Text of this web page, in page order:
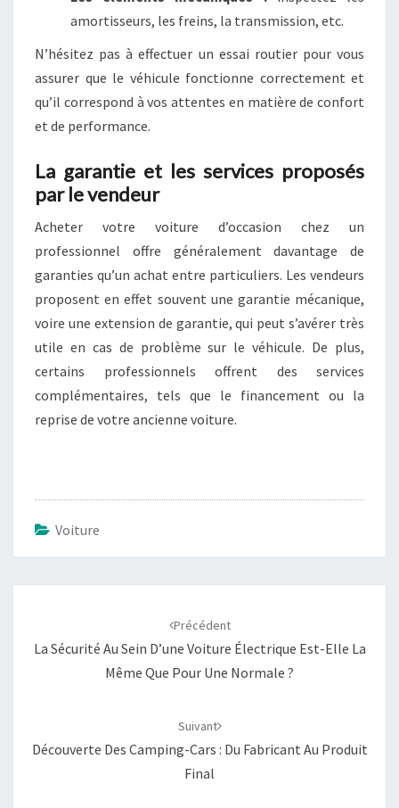
amortisseurs, les freins, la transmission, etc.
N’hésitez pas à effectuer un essai routier pour vous
assurer que le véhicule fonctionne correctement et
qu’il correspond à vos attentes en matière de confort
et de performance.
La garantie et les services proposés
par le vendeur
Acheter votre voiture d’occasion chez un
professionnel offre généralement davantage de
garanties qu’un achat entre particuliers. Les vendeurs
proposent en effet souvent une garantie mécanique,
voire une extension de garantie, qui peut s’avérer très
utile en cas de problème sur le véhicule. De plus,
certains professionnels offrent des services
complémentaires, tels que le financement ou la
reprise de votre ancienne voiture.
Voiture
Précédent
La Sécurité Au Sein D’une Voiture Électrique Est-Elle La
Même Que Pour Une Normale ?
Suivant
Découverte Des Camping-Cars : Du Fabricant Au Produit
Final